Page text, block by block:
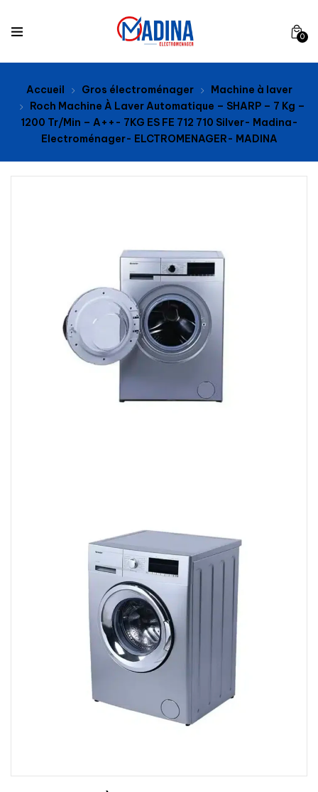
0
Accueil Gros électroménager
Machine à laver
Roch Machine À Laver Automatique – SHARP – 7 Kg –
1200 Tr/Min – A++- 7KG ES FE 712 710 Silver- Madina-
Electroménager- ELCTROMENAGER- MADINA